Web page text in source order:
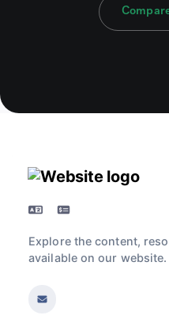
Explore the content,
available on our website.